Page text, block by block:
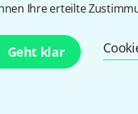
Ihre erteilte
Geht klar